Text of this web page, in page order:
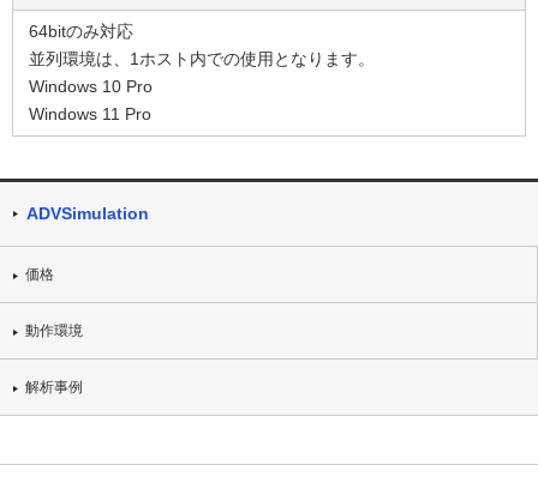
64bitのみ対応
並列環境は、1ホスト内での使用となります。
Windows 10 Pro
Windows 11 Pro
ADVSimulation
価格
動作環境
解析事例